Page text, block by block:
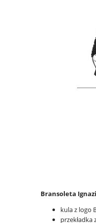
Bransoleta
kula z logo
przekładka